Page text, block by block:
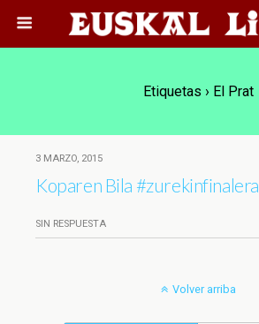
Etiquetas › El Prat
3 MARZO, 2015
Koparen Bila #zurekinfinalera
SIN RESPUESTA
Volver arriba